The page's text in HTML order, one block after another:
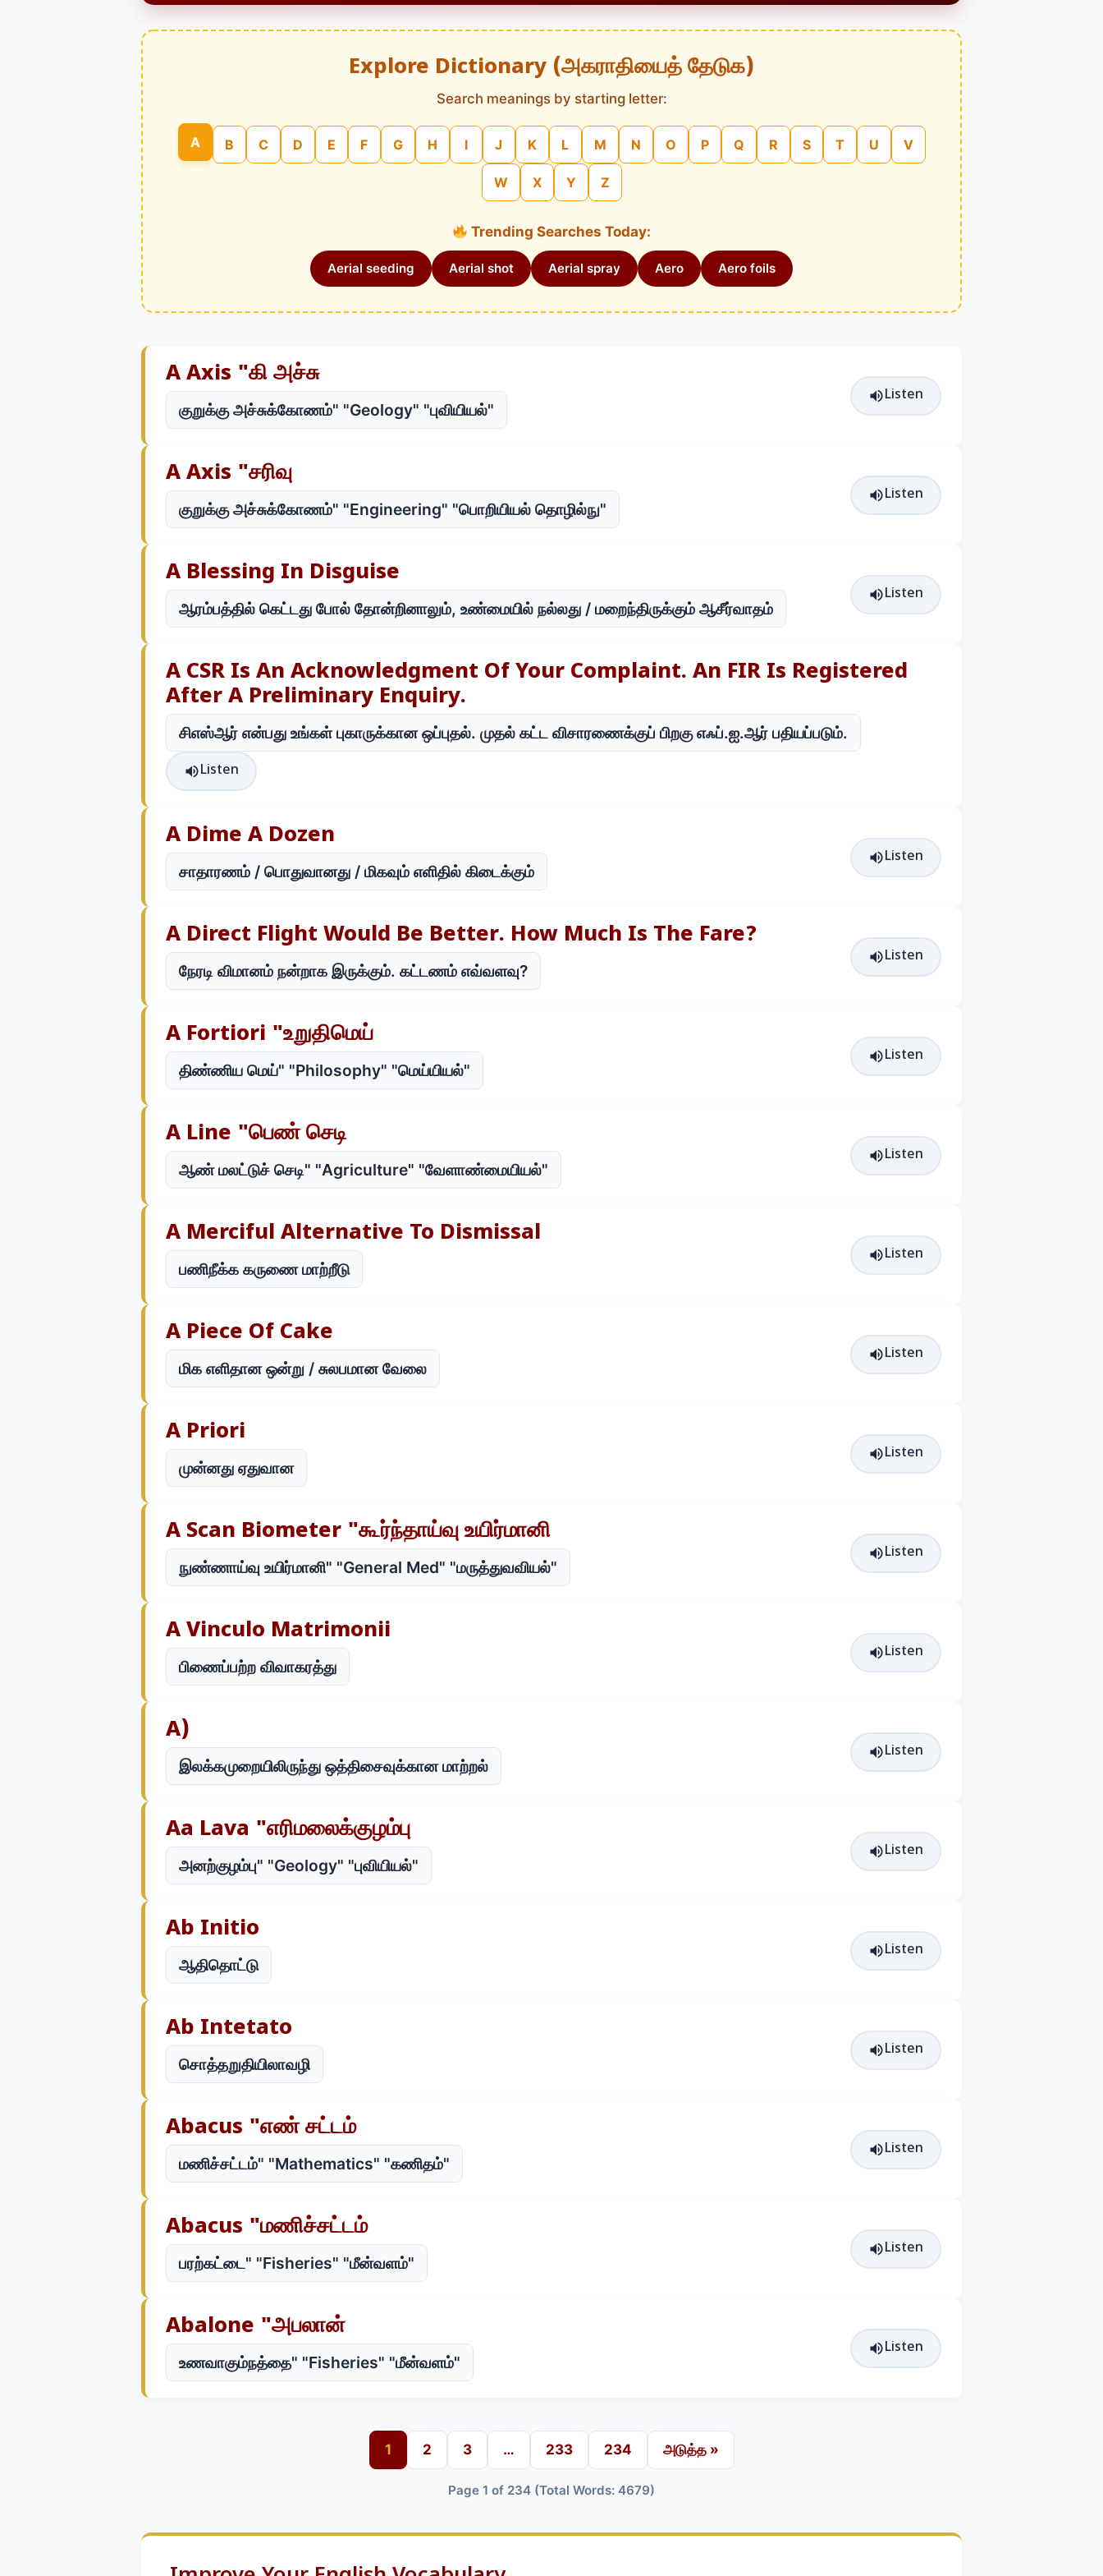
Explore Dictionary (அகராதியைத் தேடுக)
Search meanings by starting letter:
A B C D E F G H I J K L M N O P Q R S T U V
W X Y Z
Trending Searches Today:
Aerial seeding Aerial shot Aerial spray Aero Aero foils
A Axis "கி அச்சு
குறுக்கு அச்சுக்கோணம்" "Geology" "புவியியல்"
Listen
A Axis "சரிவு
குறுக்கு அச்சுக்கோணம்" "Engineering" "பொறியியல் தொழில்நு"
Listen
A Blessing In Disguise
ஆரம்பத்தில் கெட்டது போல் தோன்றினாலும், உண்மையில் நல்லது / மறைந்திருக்கும் ஆசீர்வாதம்
Listen
A CSR Is An Acknowledgment Of Your Complaint. An FIR Is Registered
After A Preliminary Enquiry.
சிஎஸ்ஆர் என்பது உங்கள் புகாருக்கான ஒப்புதல். முதல் கட்ட விசாரணைக்குப் பிறகு எஃப்.ஐ.ஆர் பதியப்படும்.
Listen
A Dime A Dozen
சாதாரணம் / பொதுவானது / மிகவும் எளிதில் கிடைக்கும்
Listen
A Direct Flight Would Be Better. How Much Is The Fare?
நேரடி விமானம் நன்றாக இருக்கும். கட்டணம் எவ்வளவு?
Listen
A Fortiori "உறுதிமெய்
திண்ணிய மெய்" "Philosophy" "மெய்யியல்"
Listen
A Line "பெண் செடி
ஆண் மலட்டுச் செடி" "Agriculture" "வேளாண்மையியல்"
Listen
A Merciful Alternative To Dismissal
பணிநீக்க கருணை மாற்றீடு
Listen
A Piece Of Cake
மிக எளிதான ஒன்று / சுலபமான வேலை
Listen
A Priori
முன்னது ஏதுவான
Listen
A Scan Biometer "கூர்ந்தாய்வு உயிர்மானி
நுண்ணாய்வு உயிர்மானி" "General Med" "மருத்துவவியல்"
Listen
A Vinculo Matrimonii
பிணைப்பற்ற விவாகரத்து
Listen
A)
இலக்கமுறையிலிருந்து ஒத்திசைவுக்கான மாற்றல்
Listen
Aa Lava "எரிமலைக்குழம்பு
அனற்குழம்பு" "Geology" "புவியியல்"
Listen
Ab Initio
ஆதிதொட்டு
Listen
Ab Intetato
சொத்தறுதியிலாவழி
Listen
Abacus "எண் சட்டம்
மணிச்சட்டம்" "Mathematics" "கணிதம்"
Listen
Abacus "மணிச்சட்டம்
பரற்கட்டை" "Fisheries" "மீன்வளம்"
Listen
Abalone "அபலான்
உணவாகும்நத்தை" "Fisheries" "மீன்வளம்"
Listen
1 2 3 … 233 234 அடுத்த »
Page 1 of 234 (Total Words: 4679)